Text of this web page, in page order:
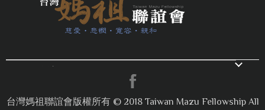
電話：04-26763522
26763305 / E-mail：
toptwmazu@gmail.com
台灣媽祖聯誼會版權所有 © 2018 Taiwan Mazu Fellowship All